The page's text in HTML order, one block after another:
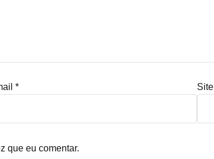
* Site
que eu comentar.